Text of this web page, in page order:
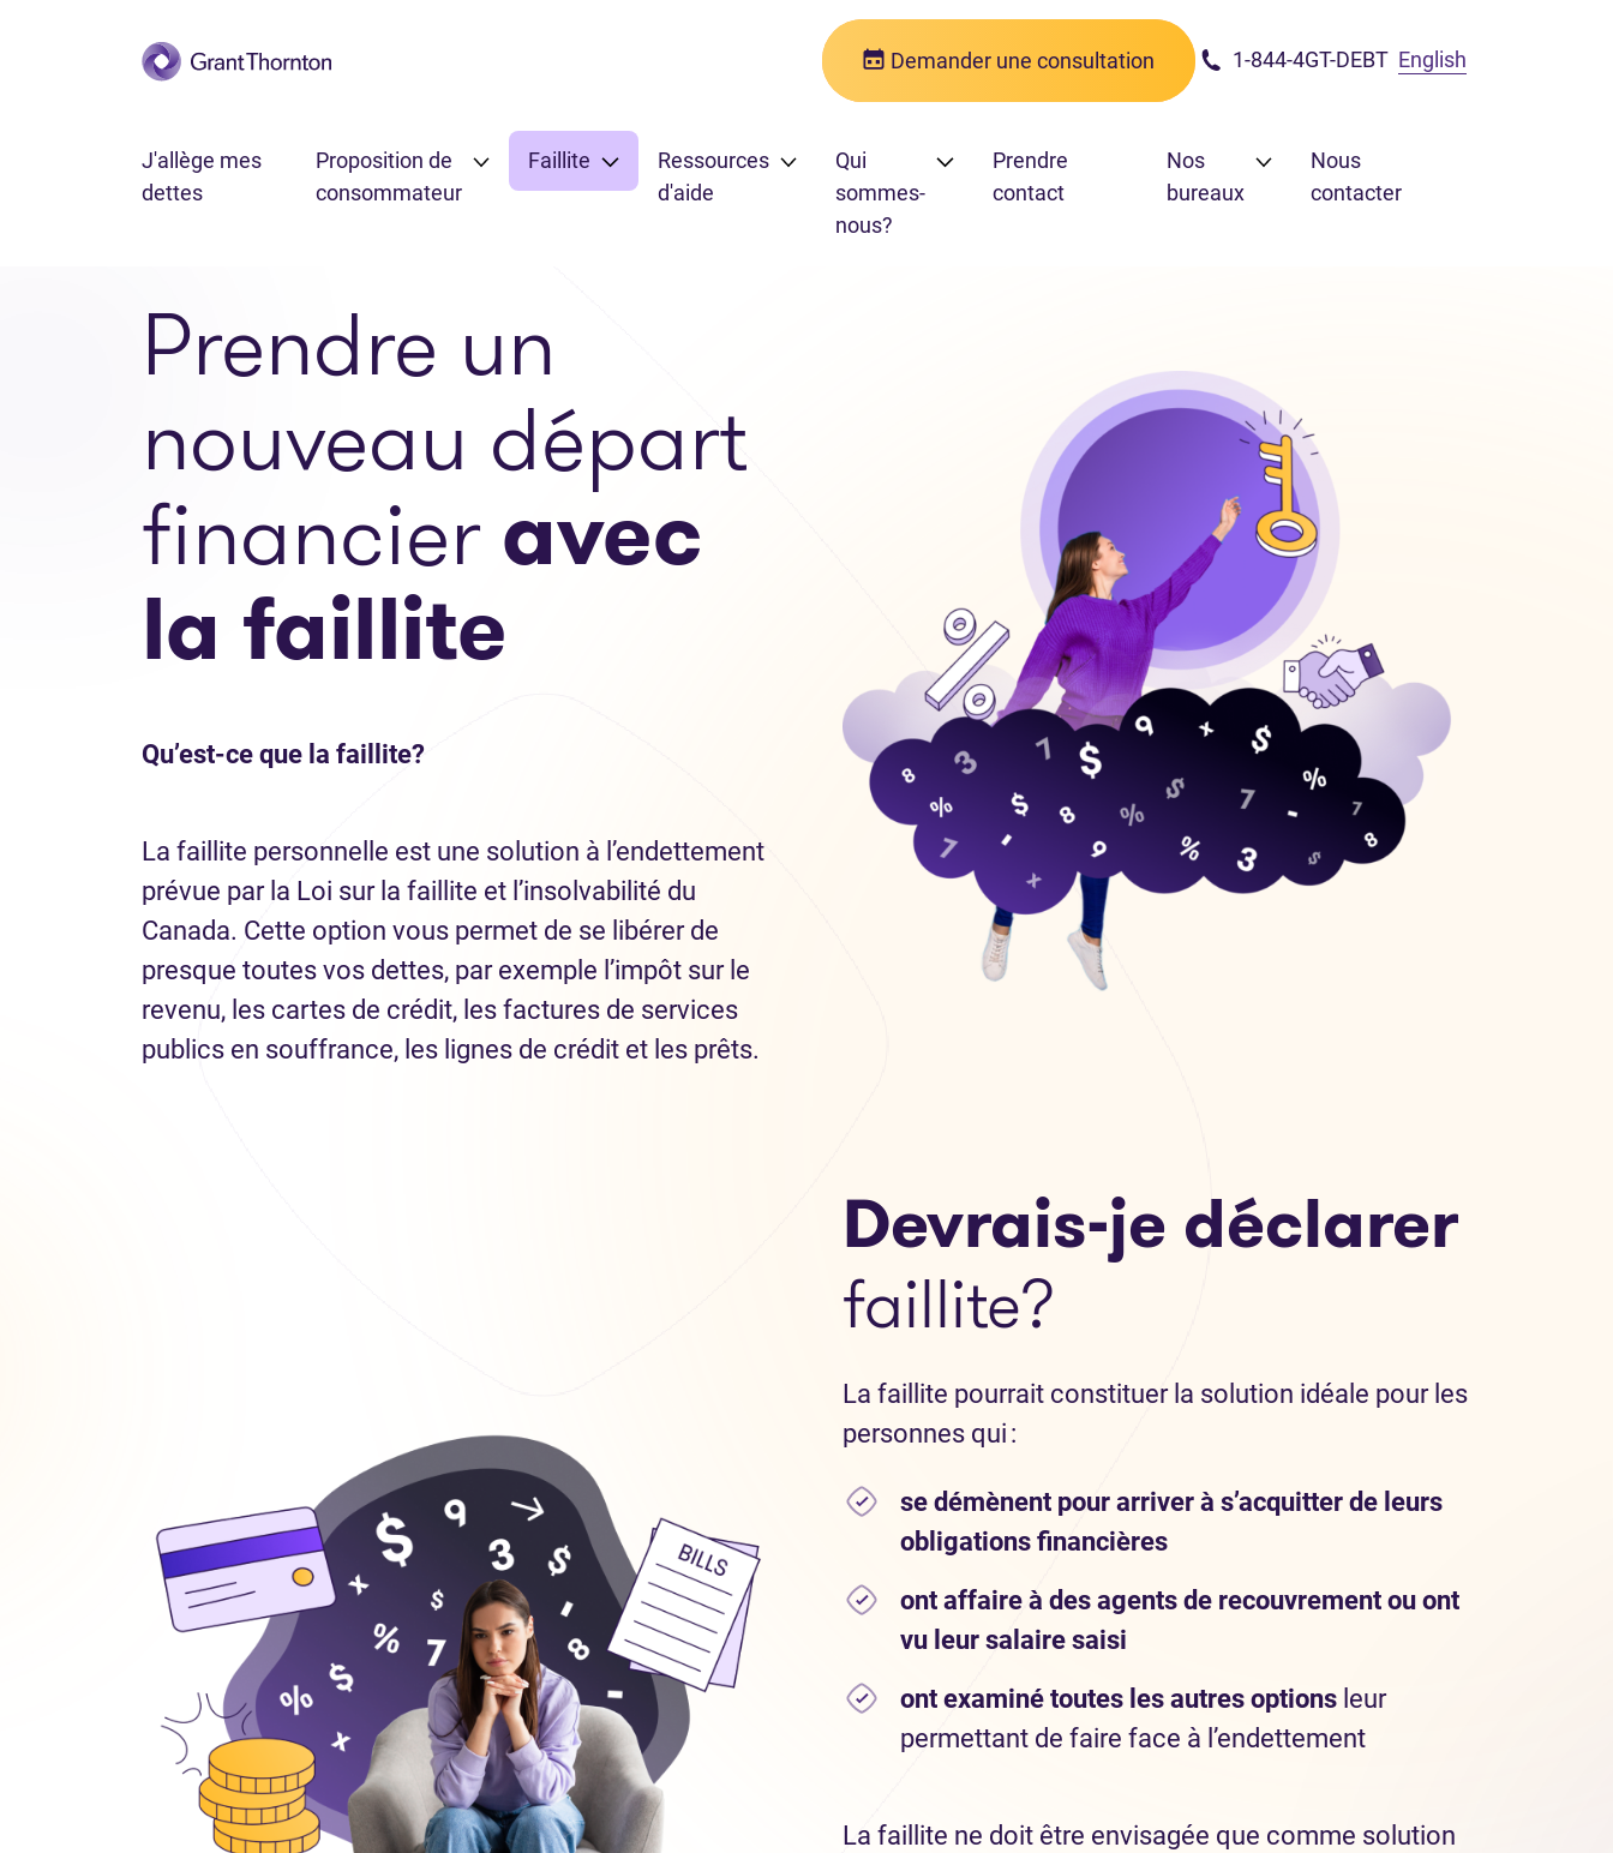
Passer au contenu principal Demander une consultation 1-844-4GT-DEBT English
J'allège mes
dettes
Proposition de
consommateur
Faillite
Ressources
d'aide
Qui
sommes-
nous?
Prendre
contact
Nos
bureaux
Nous
contacter
Prendre un
nouveau départ
financieravec
la faillite
Qu’est-ce que la faillite?
La faillite personnelle est une solution à l’endettement
prévue par la Loi sur la faillite et l’insolvabilité du
Canada. Cette option vous permet de se libérer de
presque toutes vos dettes, par exemple l’impôt sur le
revenu, les cartes de crédit, les factures de services
publics en souffrance, les lignes de crédit et les prêts.
Devrais-je déclarer
faillite?
La faillite pourrait constituer la solution idéale pour les
personnes qui :
se démènent pour arriver à s’acquitter de leurs
obligations financières
ont affaire à des agents de recouvrement ou ont
vu leur salaire saisi
ont examiné toutes les autres options leur
permettant de faire face à l’endettement
La faillite ne doit être envisagée que comme solution